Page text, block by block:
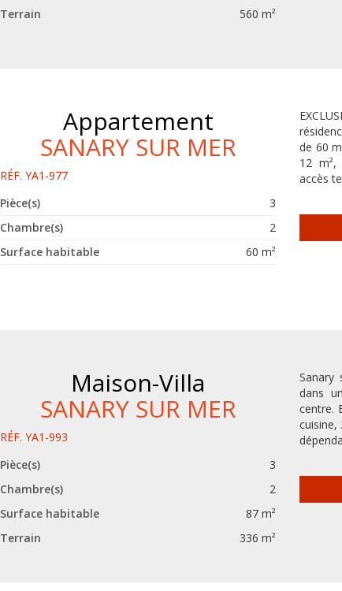
Terrain
560 m²
Appartement
SANARY SUR MER
RÉF. YA1-977
Pièce(s)
3
Chambre(s)
2
Surface habitable
60 m²
de 60
12
accès
Maison-Villa
SANARY SUR MER
RÉF. YA1-993
Pièce(s)
3
Chambre(s)
2
Surface habitable
87 m²
Terrain
336 m²
Sanary
dans
centre.
cuisine,